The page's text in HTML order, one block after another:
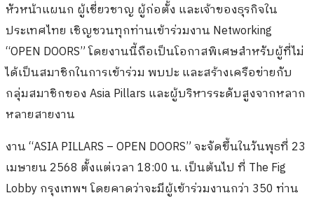
หัวหน้าแผนก ผู้เชี่ยวชาญ ผู้ก่อตั้ง และเจ้าของธุรกิจใน
ประเทศไทย เชิญชวนทุกท่านเข้าร่วมงาน Networking
“OPEN DOORS” โดยงานนี้ถือเป็นโอกาสพิเศษสำหรับผู้ที่ไม่
ได้เป็นสมาชิกในการเข้าร่วม พบปะ และสร้างเครือข่ายกับ
กลุ่มสมาชิกของ Asia Pillars และผู้บริหารระดับสูงจากหลาก
หลายสายงาน
งาน “ASIA PILLARS – OPEN DOORS” จะจัดขึ้นในวันพุธที่ 23
เมษายน 2568 ตั้งแต่เวลา 18:00 น. เป็นต้นไป ที่ The Fig
Lobby กรุงเทพฯ โดยคาดว่าจะมีผู้เข้าร่วมงานกว่า 350 ท่าน